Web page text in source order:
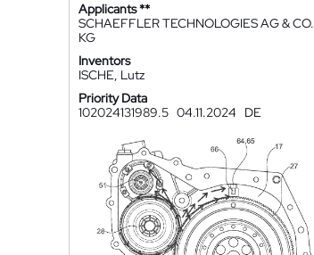
Applicants **
SCHAEFFLER TECHNOLOGIES AG & CO.
KG
Inventors
ISCHE, Lutz
Priority Data
102024131989.5 04.11.2024 DE